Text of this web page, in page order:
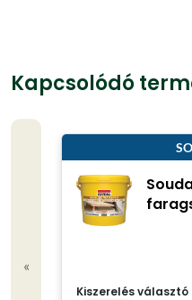
Kapcsolódó
«
Kiszerelés választó